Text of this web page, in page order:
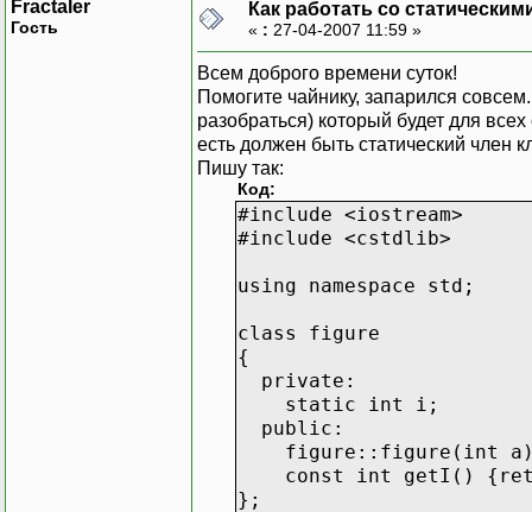
Fractaler
Гость
Как работать со
« : 27-04-2007 11:59 »
Всем доброго времени суток!
Помогите чайнику, запарился
разобраться) который будет для
есть должен быть статический член
Пишу так:
Код:
#include <iostream>
#include <cstdlib>
using namespace std;
class figure
{
private:
static int i;
public:
figure::figure(int
const int getI()
};